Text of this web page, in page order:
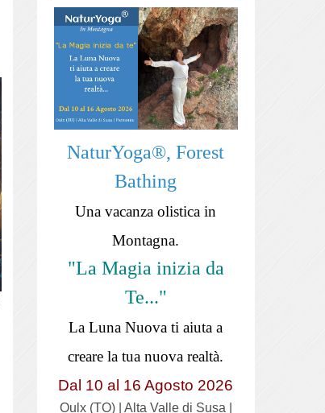
NaturYoga®, Forest
Bathing
Una vacanza olistica in
Montagna.
"La Magia inizia da
Te..."
La Luna Nuova ti aiuta a
creare la tua nuova realtà.
Dal 10 al 16 Agosto 2026
Oulx (TO) | Alta Valle di Susa |